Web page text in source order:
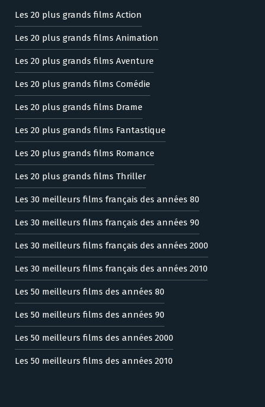
Les 20 plus grands films Action
Les 20 plus grands films Animation
Les 20 plus grands films Aventure
Les 20 plus grands films Comédie
Les 20 plus grands films Drame
Les 20 plus grands films Fantastique
Les 20 plus grands films Romance
Les 20 plus grands films Thriller
Les 30 meilleurs films français des années 80
Les 30 meilleurs films français des années 90
Les 30 meilleurs films français des années 2000
Les 30 meilleurs films français des années 2010
Les 50 meilleurs films des années 80
Les 50 meilleurs films des années 90
Les 50 meilleurs films des années 2000
Les 50 meilleurs films des années 2010